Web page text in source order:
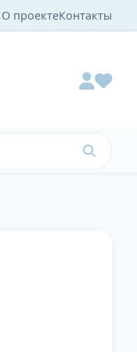
О проектеКонтакты